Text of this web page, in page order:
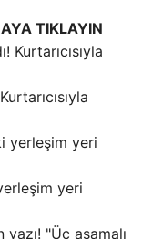
TIKLAYIN
yeri